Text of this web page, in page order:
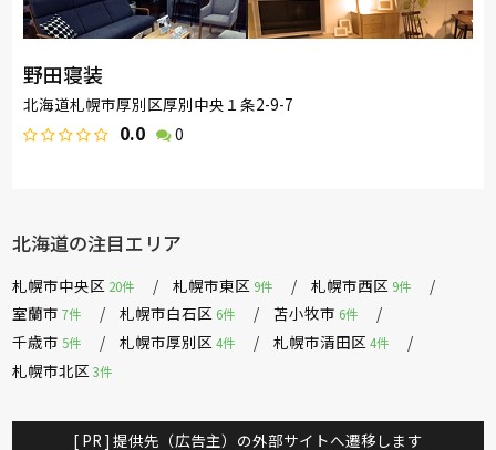
野田寝装
北海道札幌市厚別区厚別中央１条2-9-7
0.0 0
北海道の注目エリア
札幌市中央区 20件 札幌市東区 9件 札幌市西区 9件
室蘭市7件 札幌市白石区 6件 苫小牧市 6件
千歳市5件 札幌市厚別区4件 札幌市清田区4件
札幌市北区3件
[ PR ] 提供先（広告主）の外部サイトへ遷移します